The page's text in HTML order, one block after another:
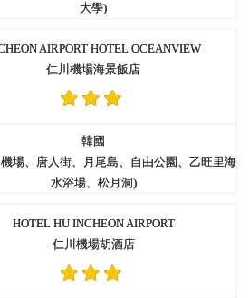
大學)
AIRPORT HOTEL OCEANVIEW
仁川機場海景飯店
韓國
場、唐人街、月尾島、自由公園、乙旺里海
水浴場、松月洞)
HOTEL HU INCHEON AIRPORT
仁川機場胡酒店